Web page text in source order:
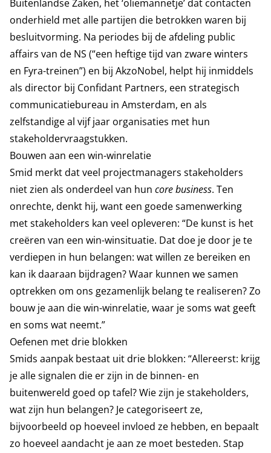
Buitenlandse Zaken, het ‘oliemannetje’ dat contacten
onderhield met alle partijen die betrokken waren bij
besluitvorming. Na periodes bij de afdeling public
affairs van de NS (“een heftige tijd van zware winters
en Fyra-treinen”) en bij AkzoNobel, helpt hij inmiddels
als director bij Confidant Partners, een strategisch
communicatiebureau in Amsterdam, en als
zelfstandige al vijf jaar organisaties met hun
stakeholdervraagstukken.
Bouwen aan een win-winrelatie
Smid merkt dat veel projectmanagers stakeholders
niet zien als onderdeel van hun core business. Ten
onrechte, denkt hij, want een goede samenwerking
met stakeholders kan veel opleveren: “De kunst is het
creëren van een win-winsituatie. Dat doe je door je te
verdiepen in hun belangen: wat willen ze bereiken en
kan ik daaraan bijdragen? Waar kunnen we samen
optrekken om ons gezamenlijk belang te realiseren? Zo
bouw je aan die win-winrelatie, waar je soms wat geeft
en soms wat neemt.”
Oefenen met drie blokken
Smids aanpak bestaat uit drie blokken: “Allereerst: krijg
je alle signalen die er zijn in de binnen- en
buitenwereld goed op tafel? Wie zijn je stakeholders,
wat zijn hun belangen? Je categoriseert ze,
bijvoorbeeld op hoeveel invloed ze hebben, en bepaalt
zo hoeveel aandacht je aan ze moet besteden. Stap